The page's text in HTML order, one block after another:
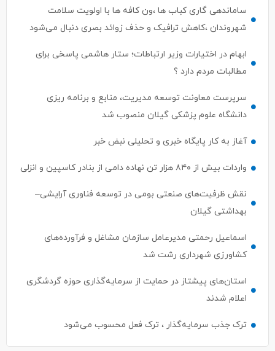
ساماندهی گاری کباب ها ،ون کافه ها با اولویت سلامت
شهروندان ،کاهش ترافیک و حذف زوائد بصری دنبال می‌شود
ابهام در اختیارات وزیر ارتباطات؛ ستار هاشمی پاسخی برای
مطالبات مردم دارد ؟
سرپرست معاونت توسعه مدیریت، منابع و برنامه ریزی
دانشگاه علوم پزشکی گیلان منصوب شد
آغاز به کار پایگاه خبری و تحلیلی نبض خبر
واردات بیش از ۸۴۰ هزار تن نهاده دامی از بنادر كاسپین و انزلی
نقش ظرفیت‌های صنعتی بومی در توسعه فناوری آرایشی–
بهداشتی گیلان
اسماعیل رحمتی مدیرعامل سازمان مشاغل و فرآورده‌های
کشاورزی شهرداری رشت شد
استان‌های پیشتاز در حمایت از سرمایه‌گذاری حوزه گردشگری
اعلام شدند
ترک جذب سرمایه‌گذار ، ترک فعل محسوب می‌شود